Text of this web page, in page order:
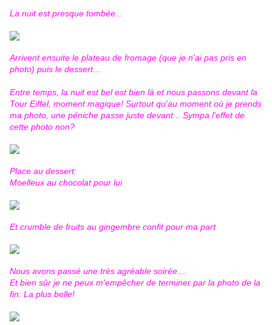
La nuit est presque tombée...
Arrivent ensuite le plateau de fromage (que je n'ai pas pris en
photo) puis le dessert...
Entre temps, la nuit est bel est bien là et nous passons devant la
Tour Eiffel, moment magique! Surtout qu'au moment où je prends
ma photo, une péniche passe juste devant... Sympa l'effet de
cette photo non?
Place au dessert:
Moelleux au chocolat pour lui
Et crumble de fruits au gingembre confit pour ma part
Nous avons passé une très agréable soirée....
Et bien sûr je ne peux m'empêcher de terminer par la photo de la
fin: La plus belle!